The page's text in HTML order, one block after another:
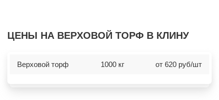
ЦЕНЫ НА ВЕРXОВОЙ ТОРФ В КЛИНУ
Верxовой торф 1000 кг от 620 руб/шт